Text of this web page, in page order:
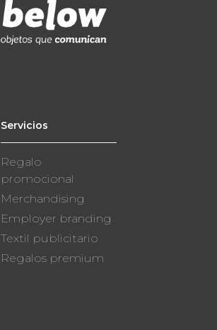
Servicios
Regalo
promocional
Merchandising
Employer branding
Textil publicitario
Regalos premium